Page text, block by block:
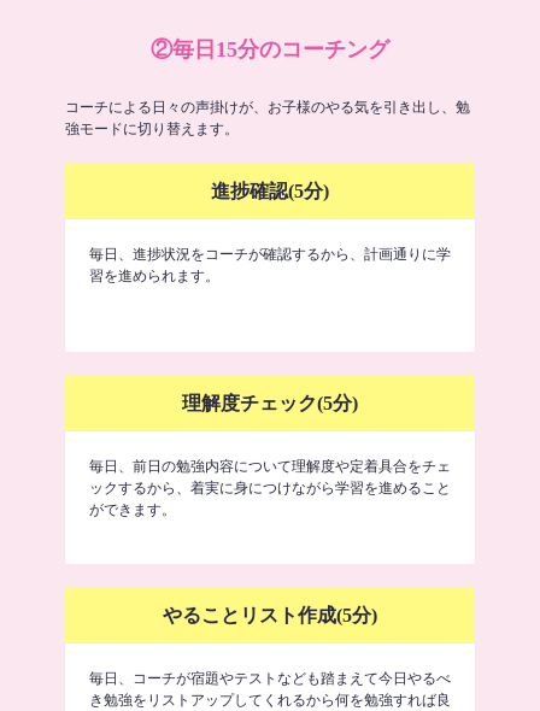
②毎日15分のコーチング
コーチによる日々の声掛けが、お子様のやる気を引き出し、勉
強モードに切り替えます。
進捗確認(5分)
毎日、進捗状況をコーチが確認するから、計画通りに学
習を進められます。
理解度チェック(5分)
毎日、前日の勉強内容について理解度や定着具合をチェ
ックするから、着実に身につけながら学習を進めること
ができます。
やることリスト作成(5分)
毎日、コーチが宿題やテストなども踏まえて今日やるべ
き勉強をリストアップしてくれるから何を勉強すれば良